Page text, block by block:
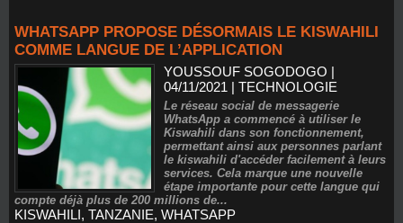
WHATSAPP PROPOSE DÉSORMAIS LE KISWAHILI
COMME LANGUE DE L’APPLICATION
YOUSSOUF SOGODOGO |
04/11/2021 |TECHNOLOGIE
Le réseau social de messagerie
WhatsApp a commencé à utiliser le
Kiswahili dans son fonctionnement,
permettant ainsi aux personnes parlant
le kiswahili d'accéder facilement à leurs
services. Cela marque une nouvelle
étape importante pour cette langue qui
compte déjà plus de 200 millions de...
KISWAHILI, TANZANIE, WHATSAPP